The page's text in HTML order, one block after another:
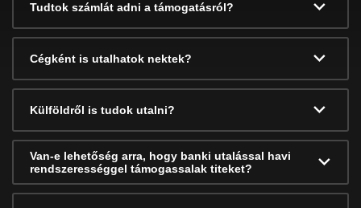
Tudtok számlát adni a támogatásról?
Cégként is utalhatok nektek?
Külföldről is tudok utalni?
Van-e lehetőség arra, hogy banki utalással havi
rendszerességgel támogassalak titeket?